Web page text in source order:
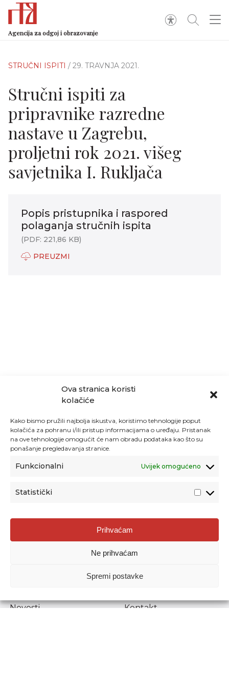
Ova stranica koristi
kolačiće
Kako bismo pružili najbolja iskustva, koristimo tehnologije poput
kolačića za pohranu i/ili pristup informacijama o uređaju. Pristanak
na ove tehnologije omogućit će nam obradu podataka kao što su
ponašanje pregledavanja stranice.
Funkcionalni Uvijek omogućeno
Statistički
Prihvaćam
Ne prihvaćam
Spremi postavke
Agencija za odgoj i obrazovanje
STRUČNI ISPITI / 29. TRAVNJA 2021.
Stručni ispiti za
pripravnike razredne
nastave u Zagrebu,
proljetni rok 2021. višeg
savjetnika I. Rukljača
Popis pristupnika i raspored
polaganja stručnih ispita
(PDF: 221,86 KB)
PREUZMI
Agencija za odgoj i obrazovanje
Donje Svetice 38, 10000 Zagreb
1778129
Prenošenje sadržaja dopušteno je uz navođenje izvora.
Novosti
Kontakt